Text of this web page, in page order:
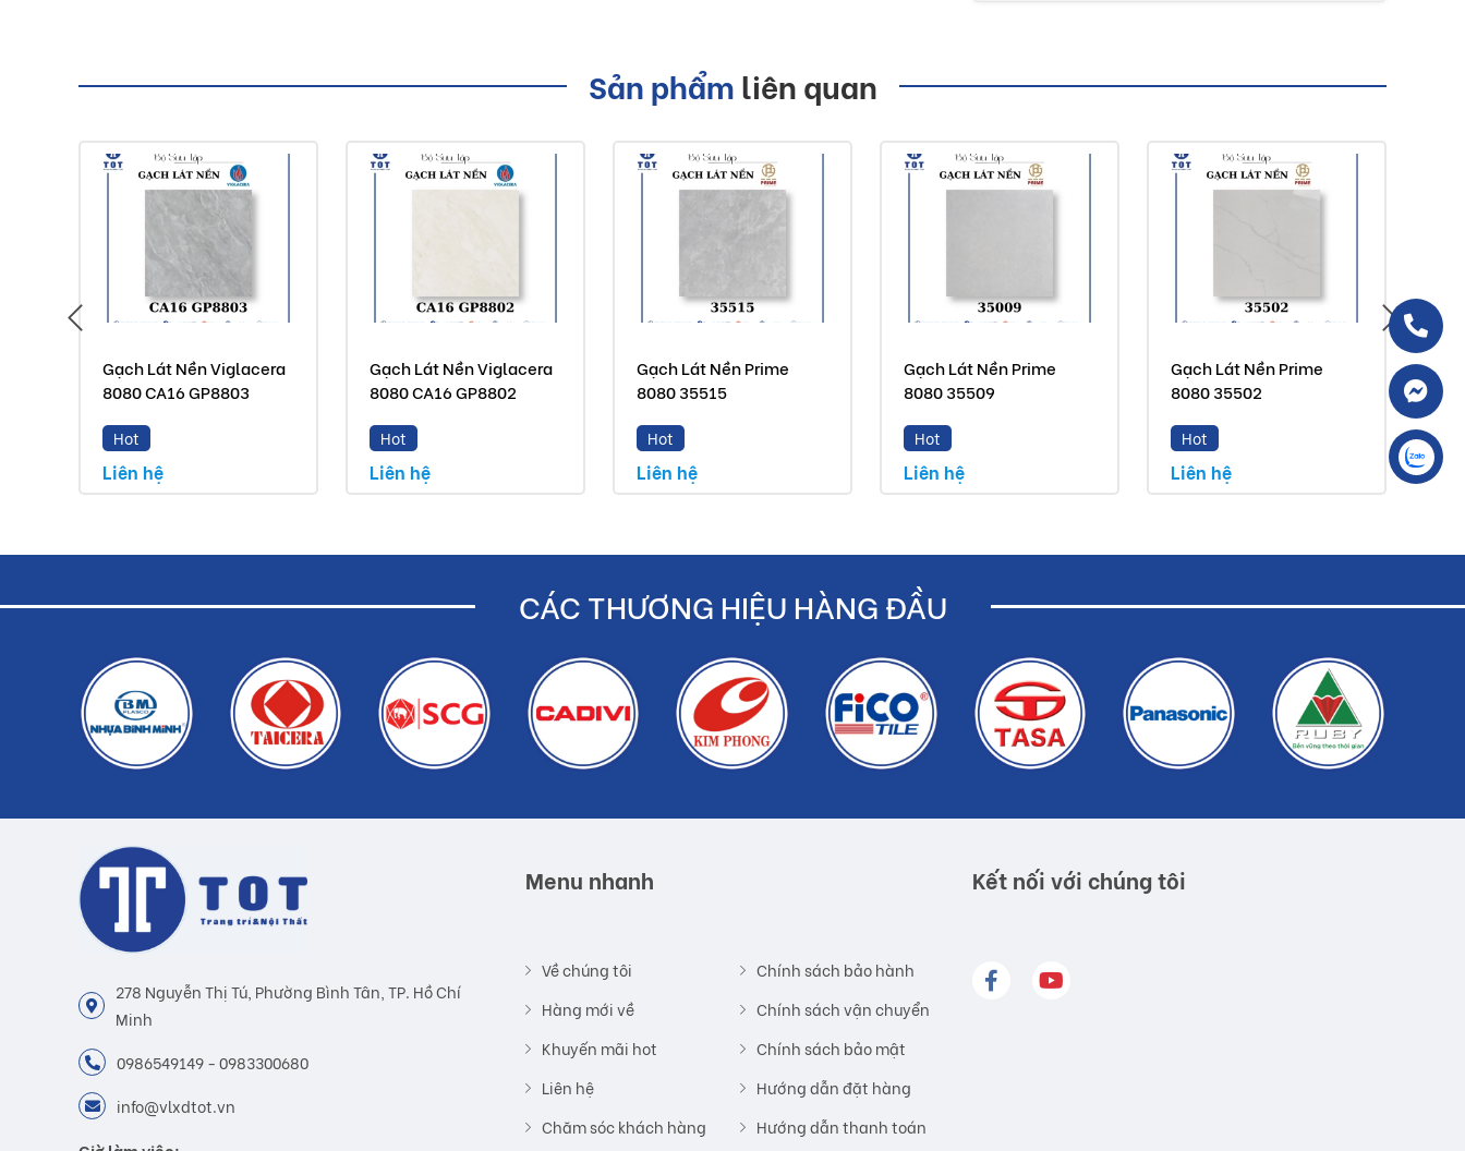
Sản phẩm liên quan
Gạch Lát Nền Viglacera
8080 CA16 GP8803
Hot
Liên hệ
Gạch Lát Nền Viglacera
8080 CA16 GP8802
Hot
Liên hệ
Gạch Lát Nền Prime
8080 35515
Hot
Liên hệ
Gạch Lát Nền Prime
8080 35509
Hot
Liên hệ
Gạch Lát Nền Prime
8080 35502
Hot
Liên hệ
CÁC THƯƠNG HIỆU HÀNG ĐẦU
278 Nguyễn Thị Tú, Phường Bình Tân, TP. Hồ Chí
Minh
0986549149 - 0983300680
info@vlxdtot.vn
Menu nhanh
Về chúng tôi
Hàng mới về
Khuyến mãi hot
Liên hệ
Chăm sóc khách hàng
Chính sách bảo hành
Chính sách vận chuyển
Chính sách bảo mật
Hướng dẫn đặt hàng
Hướng dẫn thanh toán
Kết nối với chúng tôi